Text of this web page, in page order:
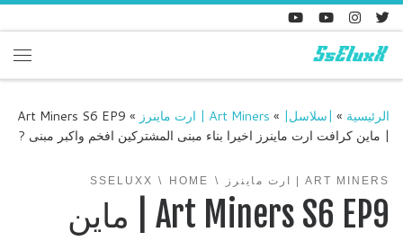
Skip to content
الرئيسية » |سلاسل| » Art Miners | ارت ماينرز »
Art Miners S6 EP9
| ماين كرافت ارت ماينرز اخيرا بناء مبنى المشتركين افخم واكبر مبنى ?
ART MINERS | ارت ماينرز HOME
SSELUXX
Art Miners S6 EP9 | ماين